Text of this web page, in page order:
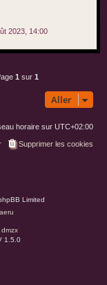
2023, 14:00
1 sur 1
Aller
horaire sur UTC+02:00
Supprimer les cookies
Limited
dmzx
1.5.0